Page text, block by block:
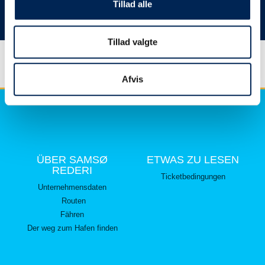
Tillad alle
Tillad valgte
Afvis
Vielen Dank für Ihr Verständnis.
ÜBER SAMSØ
REDERI
Unternehmensdaten
Routen
Fähren
Der weg zum Hafen finden
ETWAS ZU LESEN
Ticketbedingungen